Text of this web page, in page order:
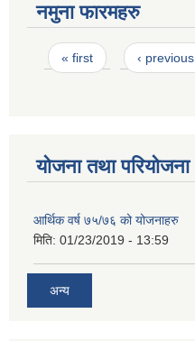
नमुना फारमहरु
Pages
« first ‹ previous
योजना तथा परियोजना
आर्थिक वर्ष ७५/७६ को योजनाहरु
मिति: 01/23/2019 - 13:59
अन्य